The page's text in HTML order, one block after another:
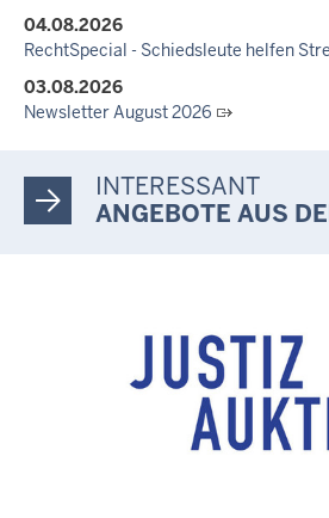
04.08.2026
RechtSpecial - Schiedsleute helfen
03.08.2026
Newsletter August 2026
Dein Mut findet Rückhalt: Die Justiz
Informationskampagne gegen
Justiz der Zukunft gemeinsam
zieht positive Bilanz des Projekts
INTERESSANT
ANGEBOTE AUS